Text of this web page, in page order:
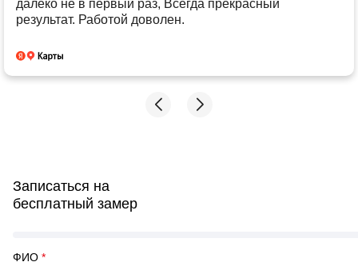
далеко не в первый раз, Всегда прекрасный
результат. Работой доволен.
Записаться на
бесплатный замер
ФИО *